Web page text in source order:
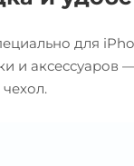
для
и